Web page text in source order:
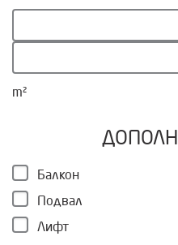
m²
Балкон
Подвал
Лифт